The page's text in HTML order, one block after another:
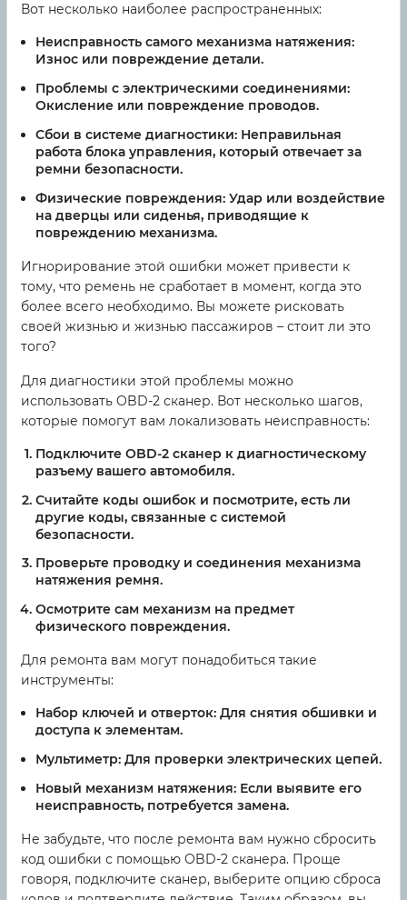
Вот несколько наиболее распространенных:
Неисправность самого механизма натяжения:
Износ или повреждение детали.
Проблемы с электрическими соединениями:
Окисление или повреждение проводов.
Сбои в системе диагностики: Неправильная
работа блока управления, который отвечает за
ремни безопасности.
Физические повреждения: Удар или воздействие
на дверцы или сиденья, приводящие к
повреждению механизма.
Игнорирование этой ошибки может привести к
тому, что ремень не сработает в момент, когда это
более всего необходимо. Вы можете рисковать
своей жизнью и жизнью пассажиров – стоит ли это
того?
Для диагностики этой проблемы можно
использовать OBD-2 сканер. Вот несколько шагов,
которые помогут вам локализовать неисправность:
Подключите OBD-2 сканер к диагностическому
разъему вашего автомобиля.
Считайте коды ошибок и посмотрите, есть ли
другие коды, связанные с системой
безопасности.
Проверьте проводку и соединения механизма
натяжения ремня.
Осмотрите сам механизм на предмет
физического повреждения.
Для ремонта вам могут понадобиться такие
инструменты:
Набор ключей и отверток: Для снятия обшивки и
доступа к элементам.
Мультиметр: Для проверки электрических цепей.
Новый механизм натяжения: Если выявите его
неисправность, потребуется замена.
Не забудьте, что после ремонта вам нужно сбросить
код ошибки с помощью OBD-2 сканера. Проще
говоря, подключите сканер, выберите опцию сброса